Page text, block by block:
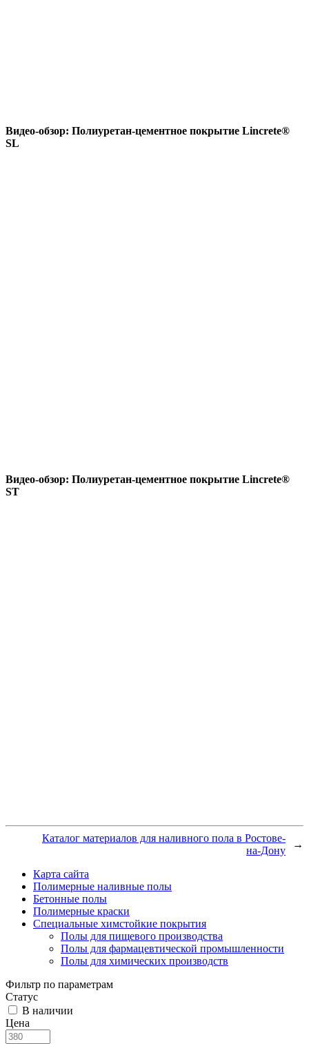
Видео-обзор: Полиуретан-цементное покрытие Lincrete®
SL
Видео-обзор: Полиуретан-цементное покрытие Lincrete®
ST
Каталог материалов для наливного пола в Ростове-
на-Дону
→
Карта сайта
Полимерные наливные полы
Бетонные полы
Полимерные краски
Специальные химстойкие покрытия
Полы для пищевого производства
Полы для фармацевтической промышленности
Полы для химических производств
Фильтр по параметрам
Статус
В наличии
Цена